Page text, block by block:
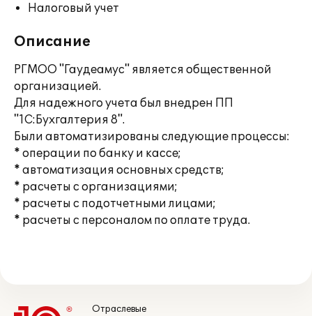
Налоговый учет
Описание
РГМОО "Гаудеамус" является общественной
организацией.
Для надежного учета был внедрен ПП
"1С:Бухгалтерия 8".
Были автоматизированы следующие процессы:
* операции по банку и кассе;
* автоматизация основных средств;
* расчеты с организациями;
* расчеты с подотчетными лицами;
* расчеты с персоналом по оплате труда.
Отраслевые